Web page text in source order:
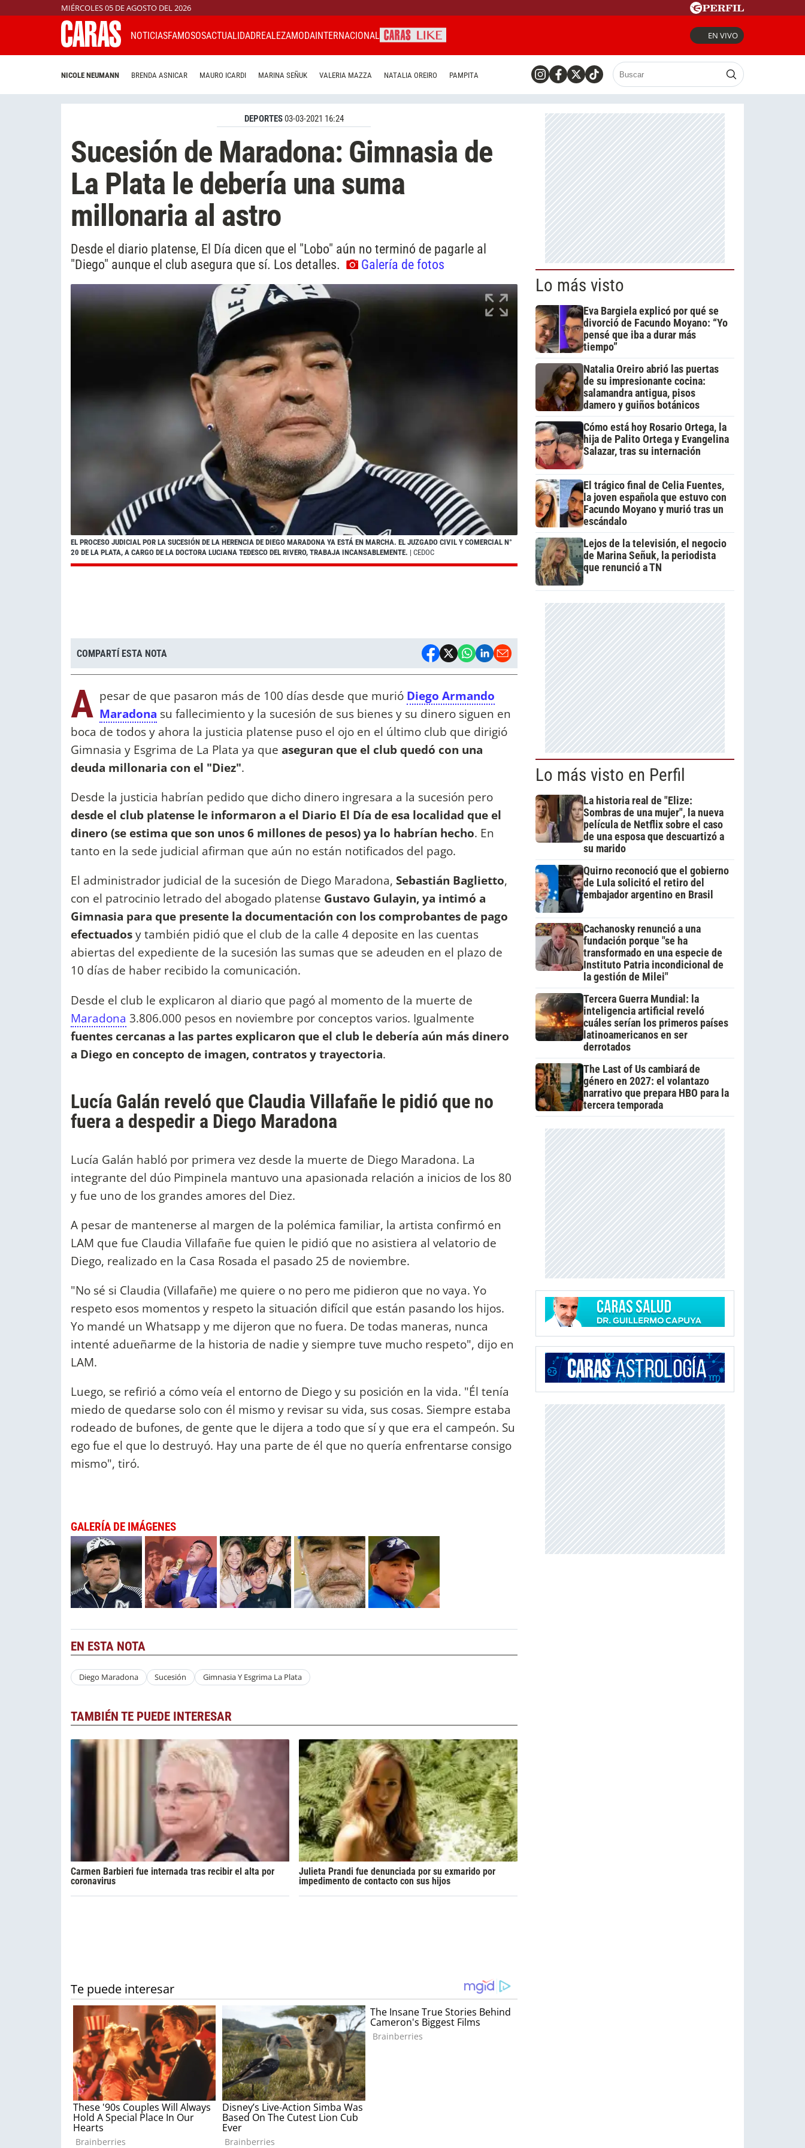
MIÉRCOLES 05 DE AGOSTO DEL 2026
NOTICIASFAMOSOSACTUALIDADREALEZAMODAINTERNACIONAL EN VIVO
NICOLE NEUMANN BRENDA ASNICAR MAURO ICARDI MARINA SEÑUK VALERIA MAZZA NATALIA OREIRO PAMPITA
DEPORTES03-03-2021 16:24
Sucesión de Maradona: Gimnasia de
La Plata le debería una suma
millonaria al astro
Desde el diario platense, El Día dicen que el "Lobo" aún no terminó de pagarle al
"Diego" aunque el club asegura que sí. Los detalles.
Galería de fotos
EL PROCESO JUDICIAL POR LA SUCESIÓN DE LA HERENCIA DE DIEGO MARADONA YA ESTÁ EN MARCHA. EL JUZGADO CIVIL Y COMERCIAL N°
20 DE LA PLATA, A CARGO DE LA DOCTORA LUCIANA TEDESCO DEL RIVERO, TRABAJA INCANSABLEMENTE. | CEDOC
COMPARTÍ ESTA NOTA
A pesar de que pasaron más de 100 días desde que murió Diego Armando
Maradona su fallecimiento y la sucesión de sus bienes y su dinero siguen en
boca de todos y ahora la justicia platense puso el ojo en el último club que dirigió
Gimnasia y Esgrima de La Plata ya que aseguran que el club quedó con una
deuda millonaria con el "Diez".
Desde la justicia habrían pedido que dicho dinero ingresara a la sucesión pero
desde el club platense le informaron a el Diario El Día de esa localidad que el
dinero (se estima que son unos 6 millones de pesos) ya lo habrían hecho. En
tanto en la sede judicial afirman que aún no están notificados del pago.
El administrador judicial de la sucesión de Diego Maradona, Sebastián Baglietto,
con el patrocinio letrado del abogado platense Gustavo Gulayin, ya intimó a
Gimnasia para que presente la documentación con los comprobantes de pago
efectuadosy también pidió que el club de la calle 4 deposite en las cuentas
abiertas del expediente de la sucesión las sumas que se adeuden en el plazo de
10 días de haber recibido la comunicación.
Desde el club le explicaron al diario que pagó al momento de la muerte de
Maradona 3.806.000 pesos en noviembre por conceptos varios. Igualmente
fuentes cercanas a las partes explicaron que el club le debería aún más dinero
a Diego en concepto de imagen, contratos y trayectoria.
Lucía Galán reveló que Claudia Villafañe le pidió que no
fuera a despedir a Diego Maradona
Lucía Galán habló por primera vez desde la muerte de Diego Maradona. La
integrante del dúo Pimpinela mantuvo una apasionada relación a inicios de los 80
y fue uno de los grandes amores del Diez.
A pesar de mantenerse al margen de la polémica familiar, la artista confirmó en
LAM que fue Claudia Villafañe fue quien le pidió que no asistiera al velatorio de
Diego, realizado en la Casa Rosada el pasado 25 de noviembre.
"No sé si Claudia (Villafañe) me quiere o no pero me pidieron que no vaya. Yo
respeto esos momentos y respeto la situación difícil que están pasando los hijos.
Yo mandé un Whatsapp y me dijeron que no fuera. De todas maneras, nunca
intenté adueñarme de la historia de nadie y siempre tuve mucho respeto", dijo en
LAM.
Luego, se refirió a cómo veía el entorno de Diego y su posición en la vida. "Él tenía
miedo de quedarse solo con él mismo y revisar su vida, sus cosas. Siempre estaba
rodeado de bufones, de gente que le dijera a todo que sí y que era el campeón. Su
ego fue el que lo destruyó. Hay una parte de él que no quería enfrentarse consigo
mismo", tiró.
GALERÍA DE IMÁGENES
EN ESTA NOTA
Diego Maradona Sucesión Gimnasia Y Esgrima La Plata
TAMBIÉN TE PUEDE INTERESAR
Carmen Barbieri fue internada tras recibir el alta por
coronavirus
Julieta Prandi fue denunciada por su exmarido por
impedimento de contacto con sus hijos
Lo más visto
Eva Bargiela explicó por qué se
divorció de Facundo Moyano: “Yo
pensé que iba a durar más
tiempo”
Natalia Oreiro abrió las puertas
de su impresionante cocina:
salamandra antigua, pisos
damero y guiños botánicos
Cómo está hoy Rosario Ortega, la
hija de Palito Ortega y Evangelina
Salazar, tras su internación
El trágico final de Celia Fuentes,
la joven española que estuvo con
Facundo Moyano y murió tras un
escándalo
Lejos de la televisión, el negocio
de Marina Señuk, la periodista
que renunció a TN
Lo más visto en Perfil
La historia real de "Elize:
Sombras de una mujer", la nueva
película de Netflix sobre el caso
de una esposa que descuartizó a
su marido
Quirno reconoció que el gobierno
de Lula solicitó el retiro del
embajador argentino en Brasil
Cachanosky renunció a una
fundación porque "se ha
transformado en una especie de
Instituto Patria incondicional de
la gestión de Milei"
Tercera Guerra Mundial: la
inteligencia artificial reveló
cuáles serían los primeros países
latinoamericanos en ser
derrotados
The Last of Us cambiará de
género en 2027: el volantazo
narrativo que prepara HBO para la
tercera temporada